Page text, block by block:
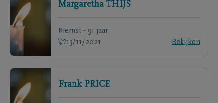
Margaretha THIJS
Riemst - 91 jaar
13/11/2021
Bekijken
Frank PRICE